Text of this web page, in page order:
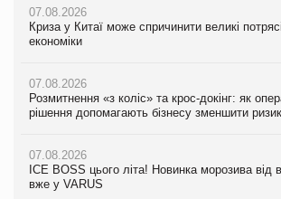
07.08.2026
Криза у Китаї може спричинити великі
економіки
07.08.2026
Розмитнення «з коліс» та крос-докінг: як
рішення допомагають бізнесу зменшити
07.08.2026
ICE BOSS цього літа! Новинка морозива від
вже у VARUS
07.08.2026
ICE BOSS цього літа! Новинка морозива від
07.08.2026
EVA.UA запустила кампанію «Хто б знав» про
06.08.2026
Смачна новинка для хвостатих: у VARUS
07.08.2026
Криза у Китаї може спричинити великі
економіки
07.08.2026
Kraft Heinz скоротила збиток у першому
Продажі Hugo Boss впали на 9%